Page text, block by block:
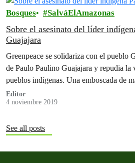
Bosques SalváElAmazonas
Sobre el asesinato del líder
Guajajara
Greenpeace se solidariza con el pueblo
de Paulo Paulino Guajajara y repudia la
pueblos indígenas. Una emboscada de
Indígena…
Editor
4 noviembre 2019
See all posts